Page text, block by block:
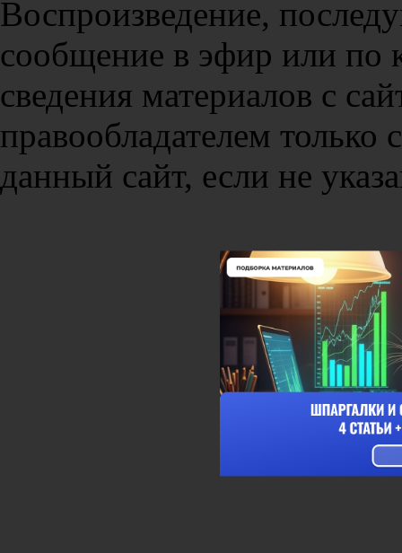
Воспроизведение,
сообщение в эфир или по
сведения материалов с
правообладателем только
данный сайт, если не